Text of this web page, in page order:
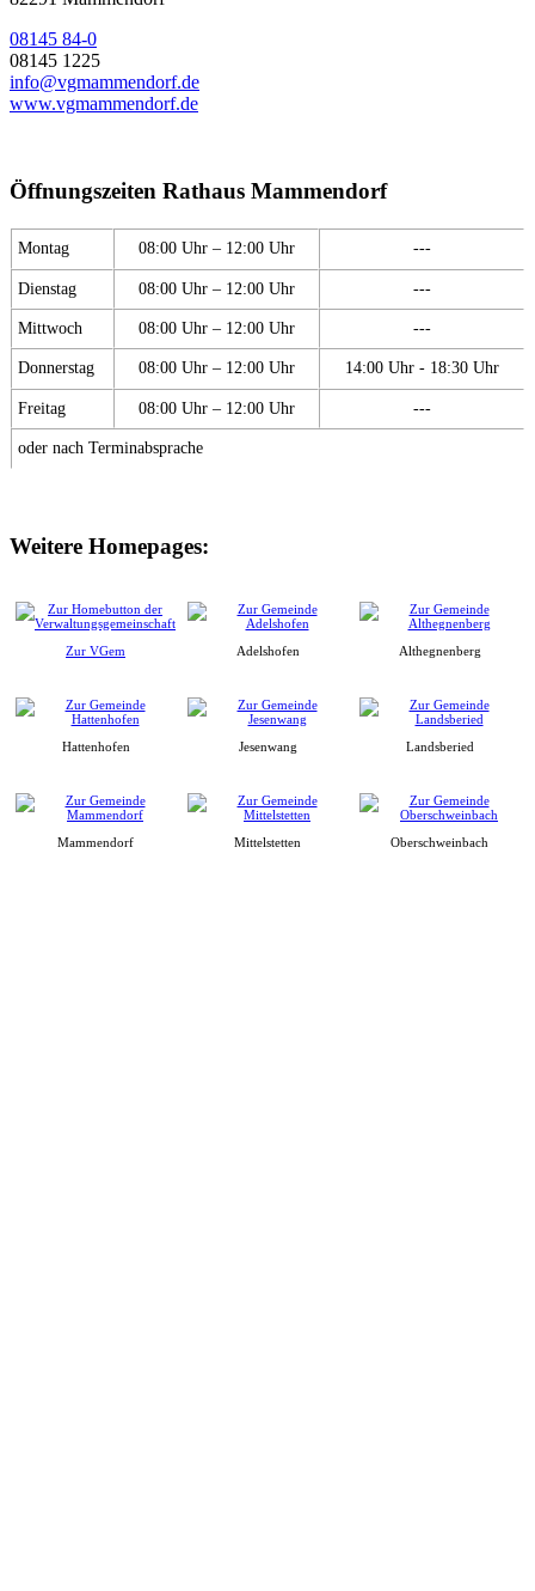
08145 84-0
08145 1225
info@vgmammendorf.de
www.vgmammendorf.de
Öffnungszeiten Rathaus Mammendorf
Montag 08:00 Uhr – 12:00 Uhr ---
Dienstag 08:00 Uhr – 12:00 Uhr ---
Mittwoch 08:00 Uhr – 12:00 Uhr ---
Donnerstag 08:00 Uhr – 12:00 Uhr 14:00 Uhr - 18:30 Uhr
Freitag 08:00 Uhr – 12:00 Uhr ---
oder nach Terminabsprache
Weitere Homepages:
Zur VGem Adelshofen Althegnenberg
Hattenhofen Jesenwang Landsberied
Mammendorf Mittelstetten Oberschweinbach